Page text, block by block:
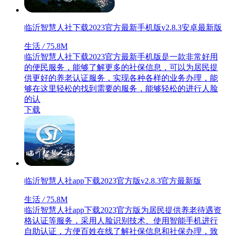
临沂智慧人社下载2023官方最新手机版v2.8.3安卓最新版
生活/75.8M
临沂智慧人社下载2023官方最新手机版是一款非常好用
的便民服务，能够了解更多的社保信息，可以为居民提
供更好的养老认证服务，实现各种各样的业务办理，能
够在这里轻松的找到需要的服务，能够轻松的进行人脸
的认
下载
临沂智慧人社app下载2023官方版v2.8.3官方最新版
生活/75.8M
临沂智慧人社app下载2023官方版为居民提供养老待遇资
格认证等服务，采用人脸识别技术、使用智能手机进行
自助认证，方便百姓在线了解社保信息和社保办理，致